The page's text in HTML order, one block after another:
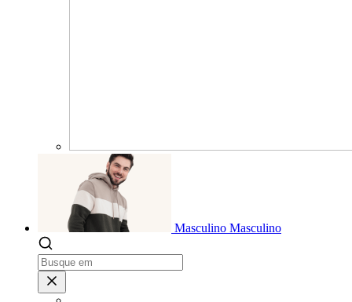
Masculino Masculino